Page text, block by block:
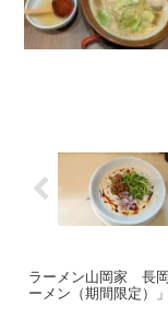
ラーメン山岡家 長
ーメン（期間限定）」